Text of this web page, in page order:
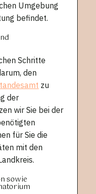
Umgebung
befindet.
Schritte
den
zu
der
wir Sie bei der
für Sie die
mit den
sowie